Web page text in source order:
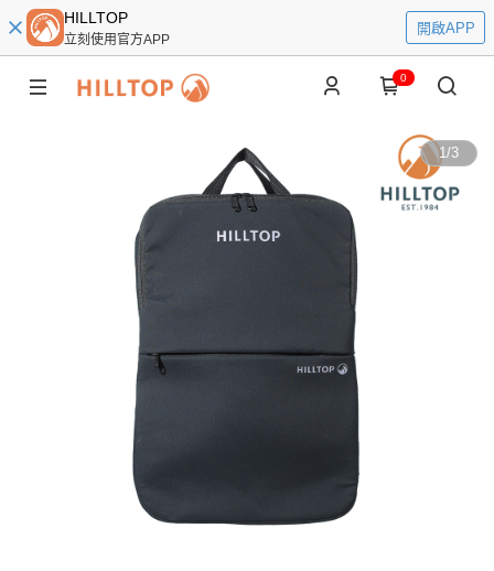
HILLTOP
立刻使用官方APP
開啟APP
0
1/3